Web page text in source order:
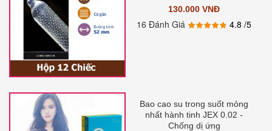
130.000 VNĐ
16 Đánh Giá 4.8/5
Bao cao su trong suốt mỏng
nhất hành tinh JEX 0.02 -
Chống dị ứng